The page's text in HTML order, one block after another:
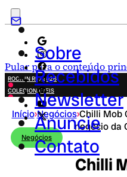
Pular para o conteúdo
Sobre
Recebidos
Newsletter
Anuncie
Contato
ROCK IN RIO 2026
COLECIONÁVEIS
FESTA JUNINA
NOVIDADES
CAMPANHAS CRIATIVAS
Início›Negócios›Chilli Mob
negócio da
Negócios
Chilli